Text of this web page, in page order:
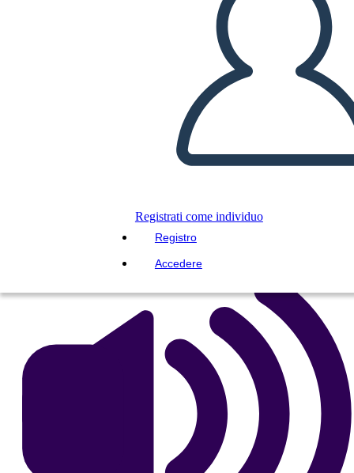
Registrati come individuo
Registro
Accedere
Opuscolo 4
Copia questo Storyboard
CREARE UNO STORYBOARD